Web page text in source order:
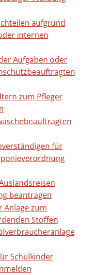
aufgrund
internen
Aufgaben oder
zum Pfleger
für
beantragen
Anlage zum
Stoffen
Schulkinder